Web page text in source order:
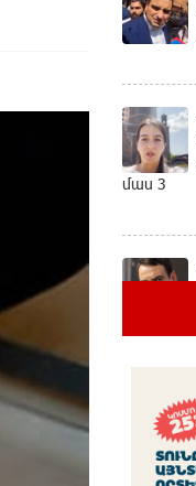
մաս 3
մաս 2